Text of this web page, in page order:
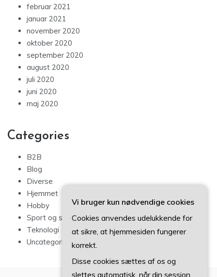
februar 2021
januar 2021
november 2020
oktober 2020
september 2020
august 2020
juli 2020
juni 2020
maj 2020
Categories
B2B
Blog
Diverse
Hjemmet
Hobby
Sport og sundhed
Teknologi
Uncategorized
Vi bruger kun nødvendige cookies
Cookies anvendes udelukkende for
at sikre, at hjemmesiden fungerer
korrekt.
Disse cookies sættes af os og
slettes automatisk, når din session